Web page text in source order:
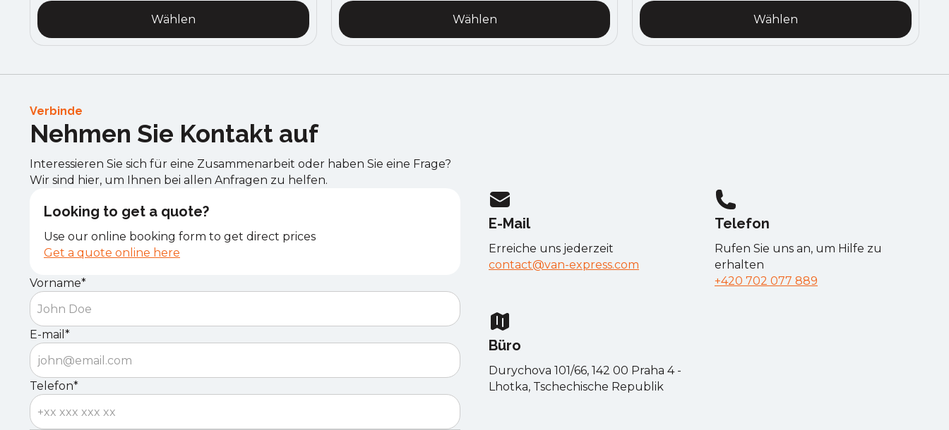
Wählen Wählen Wählen
Verbinde
Nehmen Sie Kontakt auf
Interessieren Sie sich für eine Zusammenarbeit oder haben Sie eine Frage?
Wir sind hier, um Ihnen bei allen Anfragen zu helfen.
Looking to get a quote?
Use our online booking form to get direct prices
Get a quote online here
Vorname*
E-mail*
Telefon*
E-Mail
Erreiche uns jederzeit
contact@van-express.com
Telefon
Rufen Sie uns an, um Hilfe zu
erhalten
+420 702 077 889
Büro
Durychova 101/66, 142 00 Praha 4 -
Lhotka, Tschechische Republik